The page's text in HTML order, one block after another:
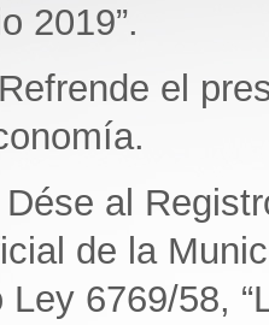
2019”.
el
Dése al
de la
Ley 6769/58,